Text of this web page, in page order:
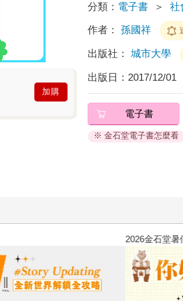
加購
分類： 電子書 ＞ 社
作者： 孫國祥
出版社： 城市大學
出版日： 2017/12/01
電子書
※ 金石堂電子書怎麼看
2026金石堂